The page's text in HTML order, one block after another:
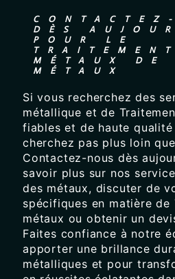
DÈS
POUR LE
MÉTAUX DE
MÉTAUX
Si vous recherchez des
métallique et de
fiables et de haute qualité
cherchez pas plus loin
Contactez-nous dès
savoir plus sur nos
des métaux, discuter de
spécifiques en matière de
métaux ou obtenir un
Faites confiance à notre
apporter une brillance
métalliques et pour